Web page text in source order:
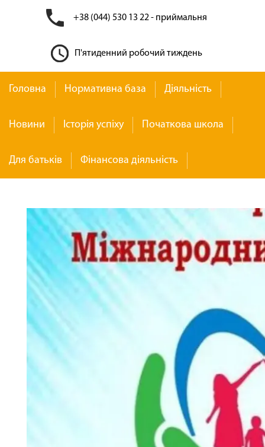
+38 (044) 530 13 22 - приймальня
П'ятиденний робочий тиждень
Головна Нормативна база Діяльність
Новини Історія успіху Початкова школа
Для батьків Фінансова діяльність